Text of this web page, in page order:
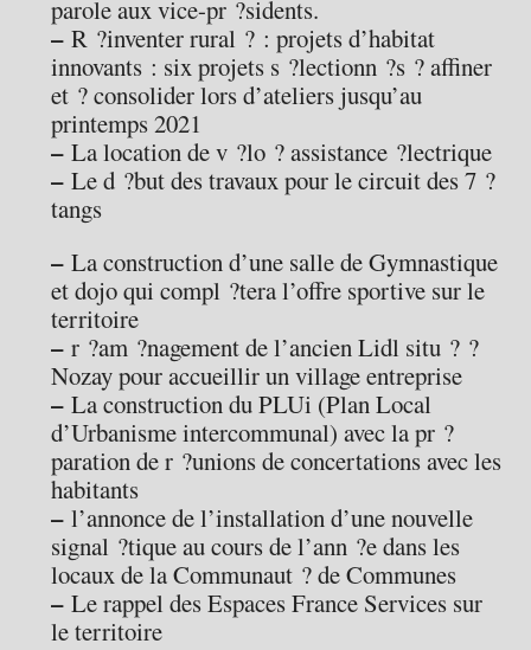
parole aux vice-pr ?sidents.
–R ?inventer rural ? : projets d’habitat
innovants : six projets s ?lectionn ?s ? affiner
et ? consolider lors d’ateliers jusqu’au
printemps 2021
–La location de v ?lo ? assistance ?lectrique
–Le d ?but des travaux pour le circuit des 7 ?
tangs
–La construction d’une salle de Gymnastique
et dojo qui compl ?tera l’offre sportive sur le
territoire
–r ?am ?nagement de l’ancien Lidl situ ? ?
Nozay pour accueillir un village entreprise
–La construction du PLUi (Plan Local
d’Urbanisme intercommunal) avec la pr ?
paration de r ?unions de concertations avec les
habitants
–l’annonce de l’installation d’une nouvelle
signal ?tique au cours de l’ann ?e dans les
locaux de la Communaut ? de Communes
–Le rappel des Espaces France Services sur
le territoire